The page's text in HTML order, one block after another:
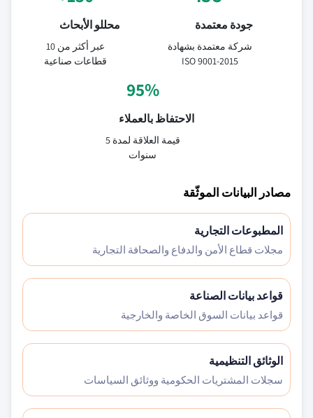
جودة معتمدة
شركة معتمدة بشهادة
ISO 9001-2015
محللو الأبحاث
عبر أكثر من 10
قطاعات صناعية
95%
الاحتفاظ بالعملاء
قيمة العلاقة لمدة 5
سنوات
مصادر البيانات الموثّقة
المطبوعات التجارية
مجلات قطاع الأمن والدفاع والصحافة التجارية
قواعد بيانات الصناعة
قواعد بيانات السوق الخاصة والخارجية
الوثائق التنظيمية
سجلات المشتريات الحكومية ووثائق السياسات